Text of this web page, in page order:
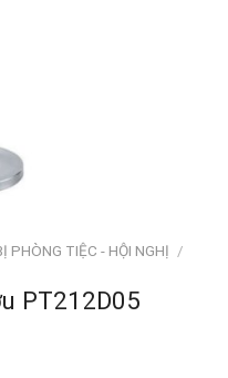
PHÒNG TIỆC - HỘI NGHỊ /
PT212D05